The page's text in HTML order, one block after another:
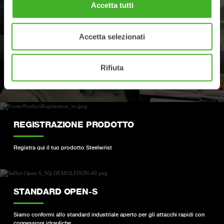
Accetta tutti
Accetta selezionati
Rifiuta
ASSISTENZA
I tuoi contatti per assistenza e ricambi
REGISTRAZIONE PRODOTTO
Registra qui il tuo prodotto Steelwrist
STANDARD OPEN-S
Siamo conformi allo standard industriale aperto per gli attacchi rapidi con